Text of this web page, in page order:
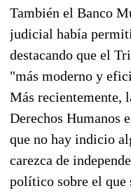
También el Banco
judicial había
destacando que el
"más moderno y
Más recientemente,
Derechos Humanos
que no hay indicio
carezca de
político sobre el que